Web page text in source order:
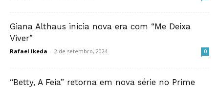
Giana Althaus inicia nova era com “Me Deixa
Viver”
Rafael Ikeda - 2 de setembro, 2024 0
“Betty, A Feia” retorna em nova série no Prime